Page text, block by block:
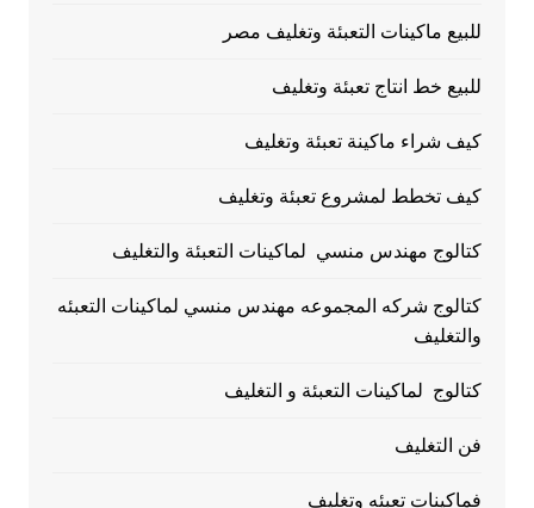
للبيع ماكينات التعبئة وتغليف مصر
للبيع خط انتاج تعبئة وتغليف
كيف شراء ماكينة تعبئة وتغليف
كيف تخطط لمشروع تعبئة وتغليف
كتالوج مهندس منسي لماكينات التعبئة والتغليف
كتالوج شركه المجموعه مهندس منسي لماكينات التعبئه
والتغليف
كتالوج لماكينات التعبئة و التغليف
فن التغليف
فماكينات تعبئه وتغليف